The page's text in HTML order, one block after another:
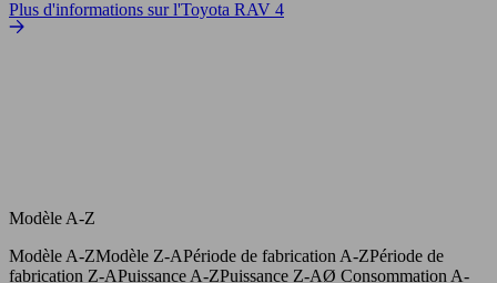
Plus d'informations sur l'Toyota RAV 4
Modèle A-Z
Modèle A-ZModèle Z-APériode de fabrication A-ZPériode de
fabrication Z-APuissance A-ZPuissance Z-AØ Consommation A-